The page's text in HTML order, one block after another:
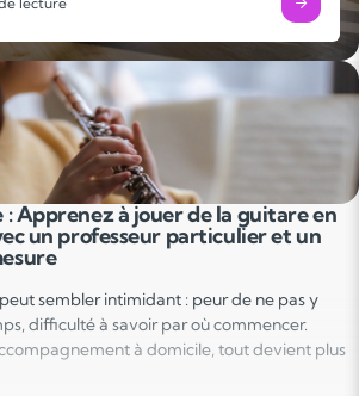
Apprenez à jouer de la guitare en
un professeur particulier et un
sembler intimidant : peur de ne pas y
difficulté à savoir par où commencer.
à domicile, tout devient plus